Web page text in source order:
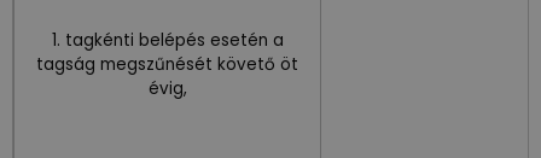
1. tagkénti belépés esetén a
tagság megszűnését követő öt
évig,